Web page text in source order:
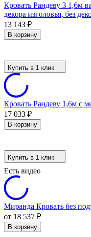
Кровать Рандеву 3 1,6м
декора изголовья, без
13 143 ₽
В корзину
Купить в 1 клик
Кровать Рандеву 1,6м с
17 033 ₽
В корзину
Купить в 1 клик
Есть видео
Миранда Кровать без
от 18 537 ₽
В корзину